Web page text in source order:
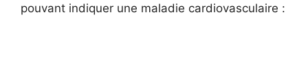
pouvant indiquer une maladie cardiovasculaire :